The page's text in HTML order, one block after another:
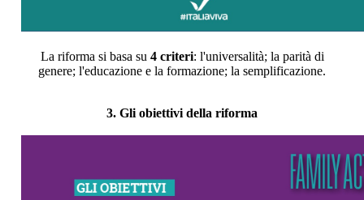
La riforma si basa su 4 criteri: l'universalità; la parità di
genere; l'educazione e la formazione; la semplificazione.
3. Gli obiettivi della riforma